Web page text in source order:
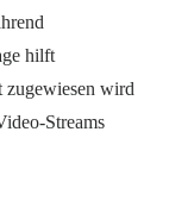
hilft
zugewiesen wird
Streams